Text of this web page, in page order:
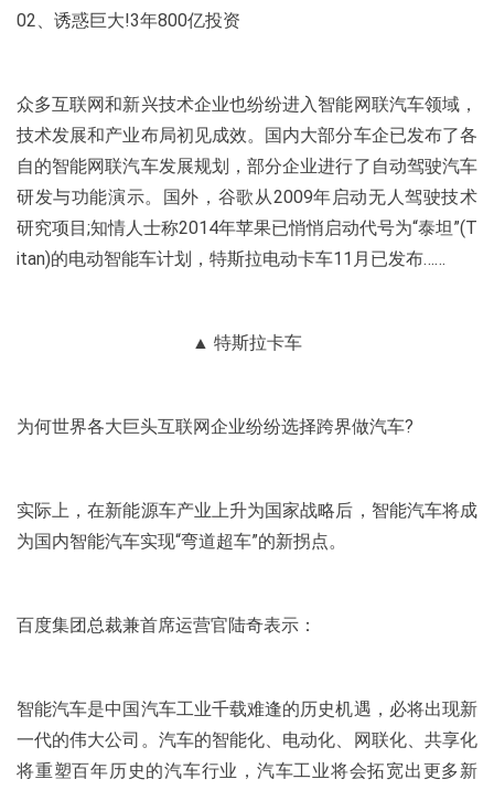
02、诱惑巨大!3年800亿投资
众多互联网和新兴技术企业也纷纷进入智能网联汽车领域，
技术发展和产业布局初见成效。国内大部分车企已发布了各
自的智能网联汽车发展规划，部分企业进行了自动驾驶汽车
研发与功能演示。国外，谷歌从2009年启动无人驾驶技术
研究项目;知情人士称2014年苹果已悄悄启动代号为“泰坦”(T
itan)的电动智能车计划，特斯拉电动卡车11月已发布……
▲ 特斯拉卡车
为何世界各大巨头互联网企业纷纷选择跨界做汽车?
实际上，在新能源车产业上升为国家战略后，智能汽车将成
为国内智能汽车实现“弯道超车”的新拐点。
百度集团总裁兼首席运营官陆奇表示：
智能汽车是中国汽车工业千载难逢的历史机遇，必将出现新
一代的伟大公司。汽车的智能化、电动化、网联化、共享化
将重塑百年历史的汽车行业，汽车工业将会拓宽出更多新